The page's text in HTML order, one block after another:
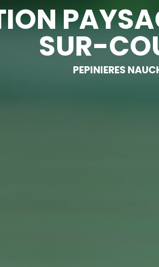
SUR-
PEPINIERES